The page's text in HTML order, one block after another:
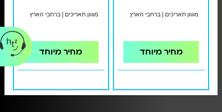
מגוון תאריכים | ברחבי הארץ
מחיר מיוחד
מגוון תאריכים | ברחבי הארץ
מחיר מיוחד